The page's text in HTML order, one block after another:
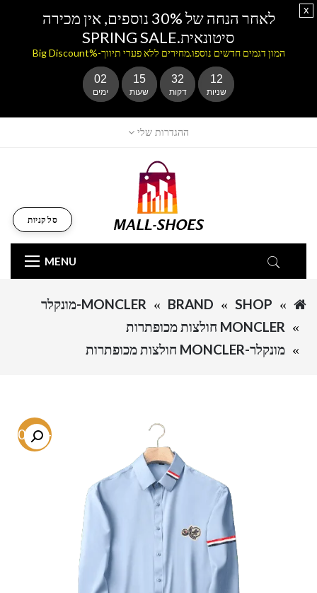
ההגדרות שלי
MENU
סל קניות
SHOP
BRAND
MONCLER-מונקלר
MONCLER חולצות מכופתרות
מונקלר-MONCLER חולצות מכופתרות
-80.2%
לאחר הנחה של 30% נוספים, אין מכירה
סיטונאית.SPRING SALE
המון דגמים חדשים נוספו.מחירים ללא פערי תיווך-%Big Discount
02
ימים
15
שעות
32
דקות
12
שניות
x